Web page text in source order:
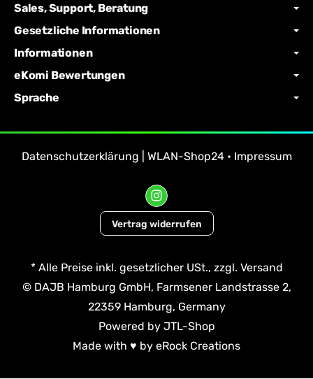
Sales, Support, Beratung
Gesetzliche Informationen
Informationen
eKomi Bewertungen
Sprache
Datenschutzerklärung | WLAN-Shop24 • Impressum
Vertrag widerrufen
*Alle Preise inkl. gesetzlicher USt., zzgl. Versand
© DAJB Hamburg GmbH, Farmsener Landstrasse 2,
22359 Hamburg, Germany
Powered by JTL-Shop
Made with ♥ by eRock Creations